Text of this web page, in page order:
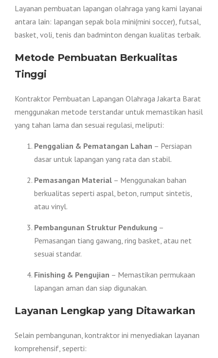
Layanan pembuatan lapangan olahraga yang kami layanai
antara lain: lapangan sepak bola mini(mini soccer), futsal,
basket, voli, tenis dan badminton dengan kualitas terbaik.
Metode Pembuatan Berkualitas
Tinggi
Kontraktor Pembuatan Lapangan Olahraga Jakarta Barat
menggunakan metode terstandar untuk memastikan hasil
yang tahan lama dan sesuai regulasi, meliputi:
Penggalian & Pematangan Lahan – Persiapan
dasar untuk lapangan yang rata dan stabil.
Pemasangan Material – Menggunakan bahan
berkualitas seperti aspal, beton, rumput sintetis,
atau vinyl.
Pembangunan Struktur Pendukung –
Pemasangan tiang gawang, ring basket, atau net
sesuai standar.
Finishing & Pengujian – Memastikan permukaan
lapangan aman dan siap digunakan.
Layanan Lengkap yang Ditawarkan
Selain pembangunan, kontraktor ini menyediakan layanan
komprehensif, seperti: